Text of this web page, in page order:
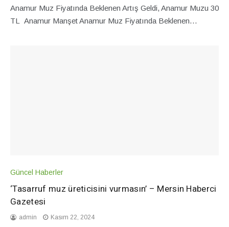
Anamur Muz Fiyatında Beklenen Artış Geldi, Anamur Muzu 30
TL Anamur Manşet Anamur Muz Fiyatında Beklenen…
Güncel Haberler
‘Tasarruf muz üreticisini vurmasın’ – Mersin Haberci
Gazetesi
admin Kasım 22, 2024